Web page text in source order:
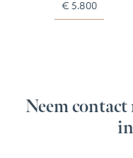
€ 5.800
Neem